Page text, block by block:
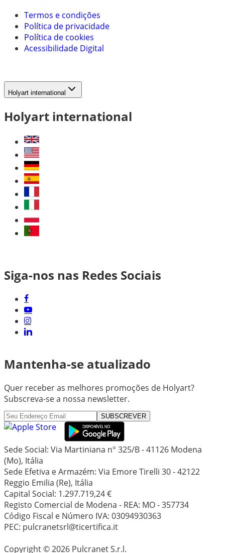
Termos e condições
Política de privacidade
Política de cookies
Acessibilidade Digital
Holyart international
Holyart international
Siga-nos nas Redes Sociais
Mantenha-se atualizado
Quer receber as melhores promoções de Holyart?
Subscreva-se a nossa newsletter.
SUBSCREVER
Sede Social: Via Martiniana n° 325/B - 41126 Modena
(Mo), Itália
Sede Efetiva e Armazém: Via Emore Tirelli 30 - 42122
Reggio Emilia (Re), Itália
Capital Social: 1.297.719,24 €
Registo Comercial de Modena - REA: MO - 357734
Código Fiscal e Número IVA: 03094930363
PEC: pulcranetsrl@ticertifica.it
Copyright © 2026 Pulcranet S.r.l.